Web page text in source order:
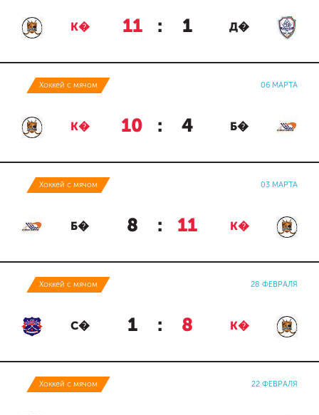
К� 11 : 1 Д�
Хоккей с мячом 06 МАРТА
К� 10 : 4 Б�
Хоккей с мячом 03 МАРТА
Б� 8 : 11 К�
Хоккей с мячом 28 ФЕВРАЛЯ
С� 1 : 8 К�
Хоккей с мячом 22 ФЕВРАЛЯ